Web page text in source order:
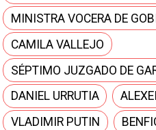
MINISTRA VOCERA DE
CAMILA VALLEJO
SÉPTIMO JUZGADO DE
DANIEL URRUTIA
VLADIMIR PUTIN